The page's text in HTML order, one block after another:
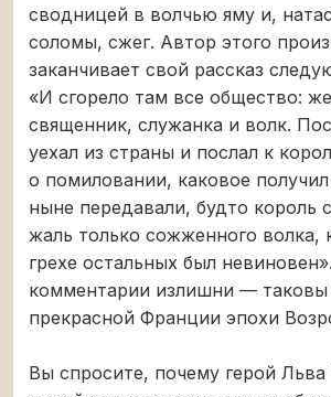
сводницей в волчью яму и,
соломы, сжег. Автор этого
заканчивает свой рассказ
«И сгорело там все общество:
священник, служанка и волк.
уехал из страны и послал к
о помиловании, каковое
ныне передавали, будто король
жаль только сожженного волка,
грехе остальных был
комментарии излишни —
прекрасной Франции эпохи
Вы спросите, почему герой Льва